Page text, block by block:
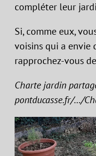
compléter leur
Si, comme eux,
voisins qui a envie
rapprochez-vous
Charte jardin
pontducasse.fr/…/